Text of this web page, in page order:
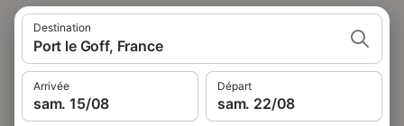
Destination
Port le Goff, France
Arrivée
sam. 15/08
Départ
sam. 22/08